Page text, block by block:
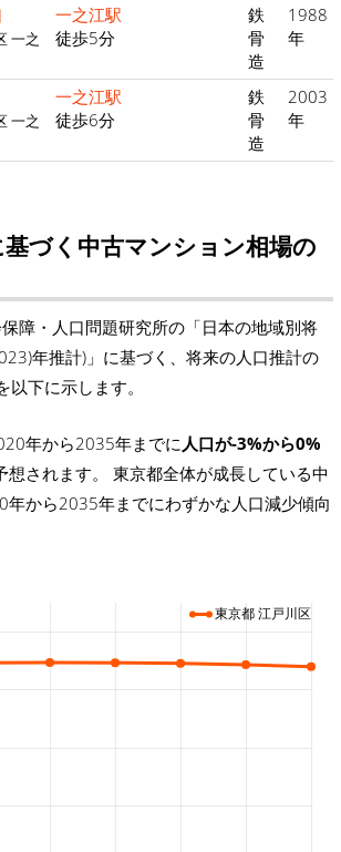
一之
一之江駅
徒歩5分
鉄
骨
造
1988
年
一之
一之江駅
徒歩6分
鉄
骨
造
2003
年
基づく中古マンション相場の
障・人口問題研究所の「日本の地域別将
年推計)」に基づく、将来の人口推計の
下に示します。
年から2035年までに 人口が-3%から0%
想されます。 東京都全体が成長している中
年から2035年までにわずかな人口減少傾向
東京都 江戸川区